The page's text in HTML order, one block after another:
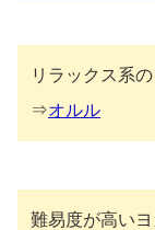
リラックス系
⇒オルル
難易度が高い